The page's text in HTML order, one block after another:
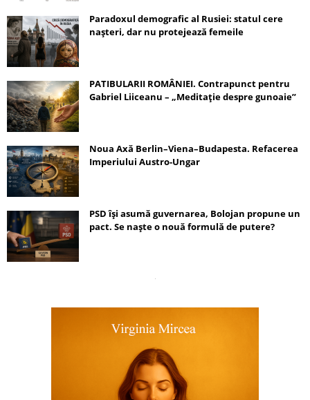
Paradoxul demografic al Rusiei: statul cere
nașteri, dar nu protejează femeile
PATIBULARII ROMÂNIEI. Contrapunct pentru
Gabriel Liiceanu – „Meditație despre gunoaie”
Noua Axă Berlin–Viena–Budapesta. Refacerea
Imperiului Austro-Ungar
PSD își asumă guvernarea, Bolojan propune un
pact. Se naște o nouă formulă de putere?